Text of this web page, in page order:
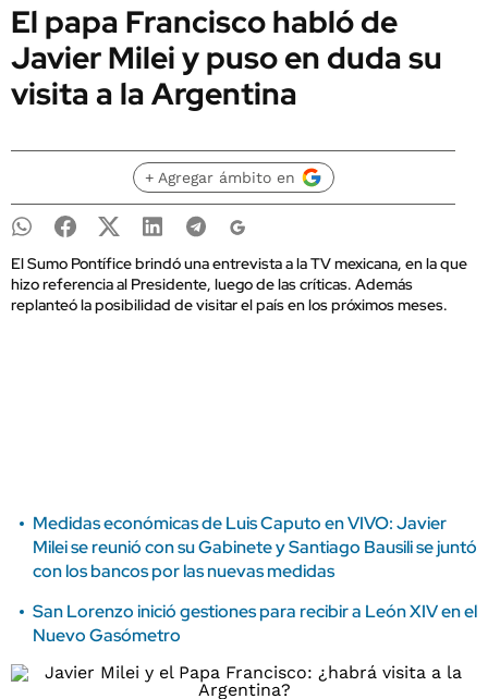
El papa Francisco habló de
Javier Milei y puso en duda su
visita a la Argentina
+ Agregar ámbito en
El Sumo Pontífice brindó una entrevista a la TV mexicana, en la que
hizo referencia al Presidente, luego de las críticas. Además
replanteó la posibilidad de visitar el país en los próximos meses.
Medidas económicas de Luis Caputo en VIVO: Javier
Milei se reunió con su Gabinete y Santiago Bausili se juntó
con los bancos por las nuevas medidas
San Lorenzo inició gestiones para recibir a León XIV en el
Nuevo Gasómetro